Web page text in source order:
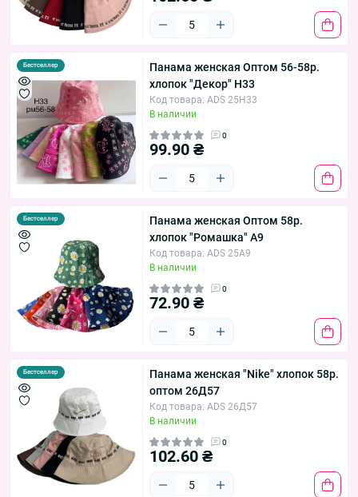
Бестселлер
Панама женская Оптом 56-58р.
хлопок "Декор" H33
Код товара: ADS 25H33
В наличии
0
99.90 ₴
Бестселлер
Панама женская Оптом 58р.
хлопок "Ромашка" A9
Код товара: ADS 25A9
В наличии
0
72.90 ₴
Бестселлер
Панама женская "Nike" хлопок 58р.
оптом 26Д57
Код товара: ADS 26Д57
В наличии
0
102.60 ₴